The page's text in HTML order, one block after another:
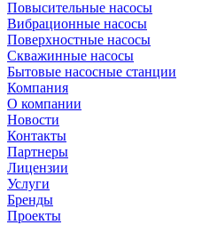
Повысительные насосы
Вибрационные насосы
Поверхностные насосы
Скважинные насосы
Бытовые насосные станции
Компания
О компании
Новости
Контакты
Партнеры
Лицензии
Услуги
Бренды
Проекты